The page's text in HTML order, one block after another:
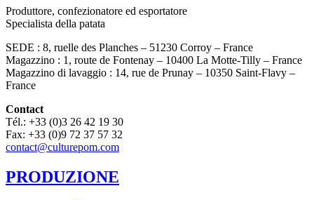
Produttore, confezionatore ed esportatore
Specialista della patata
SEDE : 8, ruelle des Planches – 51230 Corroy – France
Magazzino : 1, route de Fontenay – 10400 La Motte-Tilly – France
Magazzino di lavaggio : 14, rue de Prunay – 10350 Saint-Flavy –
France
Contact
Tél.: +33 (0)3 26 42 19 30
Fax: +33 (0)9 72 37 57 32
contact@culturepom.com
PRODUZIONE